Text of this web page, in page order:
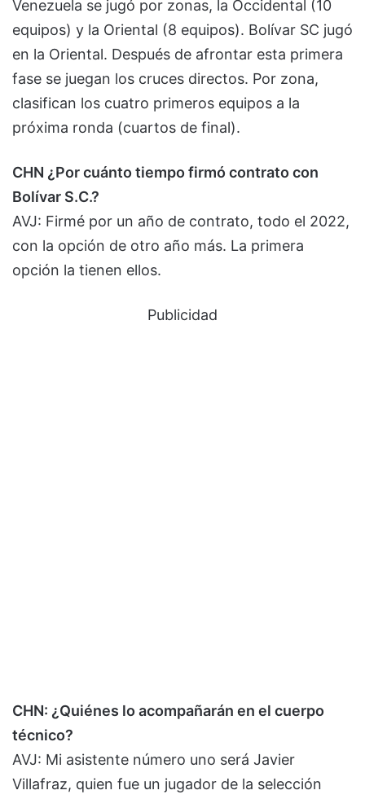
Venezuela se jugó por zonas, la Occidental (10
equipos) y la Oriental (8 equipos). Bolívar SC jugó
en la Oriental. Después de afrontar esta primera
fase se juegan los cruces directos. Por zona,
clasifican los cuatro primeros equipos a la
próxima ronda (cuartos de final).
CHN ¿Por cuánto tiempo firmó contrato con
Bolívar S.C.?
AVJ: Firmé por un año de contrato, todo el 2022,
con la opción de otro año más. La primera
opción la tienen ellos.
Publicidad
CHN: ¿Quiénes lo acompañarán en el cuerpo
técnico?
AVJ: Mi asistente número uno será Javier
Villafraz, quien fue un jugador de la selección